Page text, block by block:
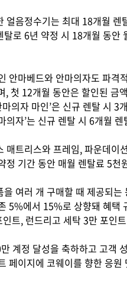
얼음정수기는 최대 18개월
로 6년 약정 시 18개월 동
안마베드와 안마의자도 파격
, 첫 12개월 동안은 할인된 금
마의자 마인’은 신규 렌탈 시
의자’는 신규 렌탈 시 6개월
매트리스와 프레임, 파운데이
정 기간 동안 매월 렌탈료 5천
여러 개 구매할 때 제공되
5%에서 15%로 상향돼 혜택
트, 런드리고 세탁 3만 포인
계정 달성을 축하하고 고객
페이지에 코웨이를 향한 응